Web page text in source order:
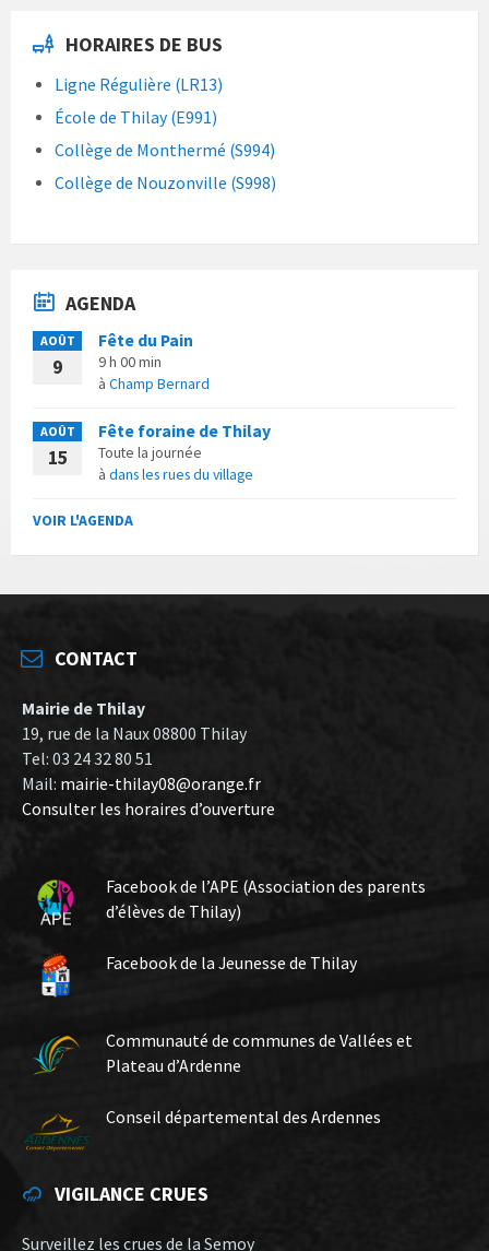
HORAIRES DE BUS
Ligne Régulière (LR13)
École de Thilay (E991)
Collège de Monthermé (S994)
Collège de Nouzonville (S998)
AGENDA
AOÛT
9
Fête du Pain
9 h 00 min
à Champ Bernard
AOÛT
15
Fête foraine de Thilay
Toute la journée
à dans les rues du village
VOIR L'AGENDA
CONTACT
Mairie de Thilay
19, rue de la Naux 08800 Thilay
Tel: 03 24 32 80 51
Mail: mairie-thilay08@orange.fr
Consulter les horaires d’ouverture
Facebook de l’APE (Association des parents
d’élèves de Thilay)
Facebook de la Jeunesse de Thilay
Communauté de communes de Vallées et
Plateau d’Ardenne
Conseil départemental des Ardennes
VIGILANCE CRUES
Surveillez les crues de la Semoy